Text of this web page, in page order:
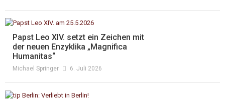
Papst Leo XIV. setzt ein Zeichen mit
der neuen Enzyklika „Magnifica
Humanitas“
Michael Springer 6. Juli 2026